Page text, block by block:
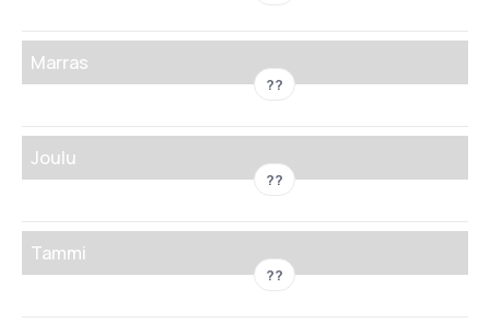
Marras
??
Joulu
??
Tammi
??